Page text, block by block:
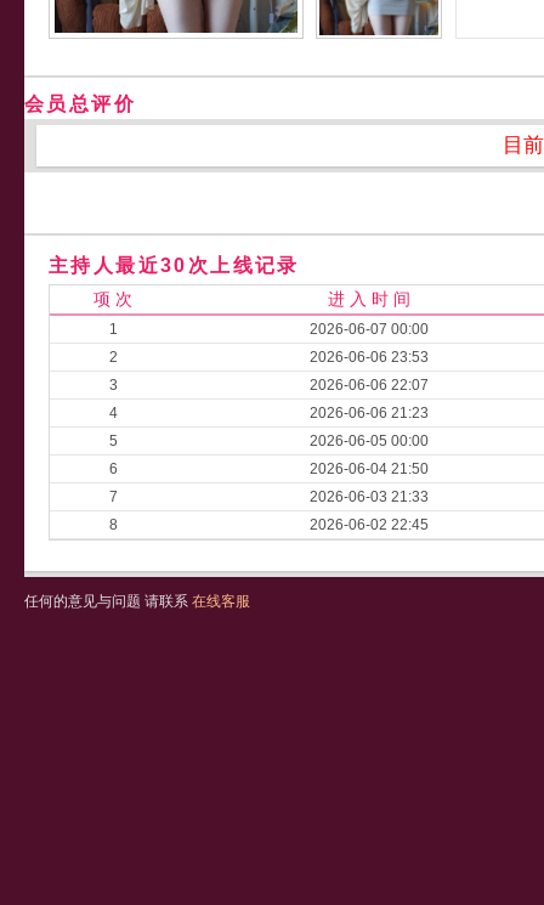
会员总评价
目
主持人最近30次上线记录
项 次 进 入 时 间
1
2026-06-07 00:00
2
2026-06-06 23:53
3
2026-06-06 22:07
4
2026-06-06 21:23
5
2026-06-05 00:00
6
2026-06-04 21:50
7
2026-06-03 21:33
8
2026-06-02 22:45
任何的意见与问题 请联系 在线客服